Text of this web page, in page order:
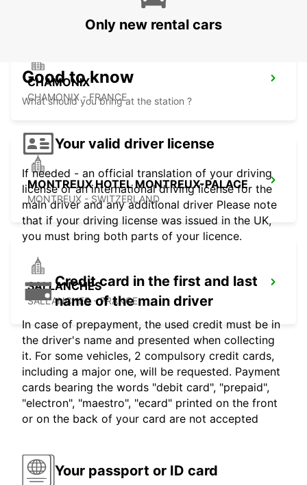
CHAMONIX
CHAMONIX - FRANCE
MONTREUX HOTEL MONTREUX-PALACE
MONTREUX - SWITZERLAND
SALLANCHES
SALLANCHES - FRANCE
Only new rental cars
Good to know
What should you bring at the station ?
Your valid driver license
If needed - an official translation of your driving
license or an international driving license for the
main driver and any additional driver Please note
that if your driving license was issued in the UK,
you must bring both parts of your licence.
Credit card in the first and last
name of the main driver
In case of prepayment, the used credit must be in
the driver's name and presented when collecting
it. For some vehicles, 2 compulsory credit cards,
including a major one, will be requested. Payment
cards bearing the words "debit card", "prepaid",
"electron", "maestro", "ecard" printed on the front
or on the back of your card are not accepted
Your passport or ID card